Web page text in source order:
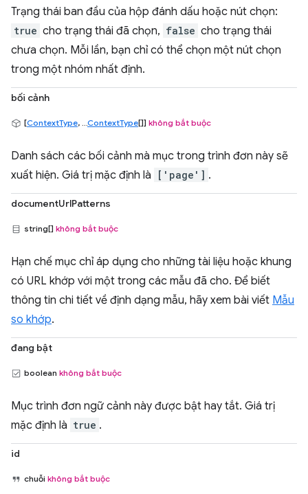
Trạng thái ban đầu của hộp đánh dấu hoặc nút chọn:
true cho trạng thái đã chọn, false cho trạng thái
chưa chọn. Mỗi lần, bạn chỉ có thể chọn một nút chọn
trong một nhóm nhất định.
bối cảnh
[ContextType, ...ContextType[]] không bắt buộc
Danh sách các bối cảnh mà mục trong trình đơn này sẽ
xuất hiện. Giá trị mặc định là
['page'] .
documentUrlPatterns
string[] không bắt buộc
Hạn chế mục chỉ áp dụng cho những tài liệu hoặc khung
có URL khớp với một trong các mẫu đã cho. Để biết
thông tin chi tiết về định dạng mẫu, hãy xem bài viết Mẫu
so khớp.
đang bật
boolean không bắt buộc
Mục trình đơn ngữ cảnh này được bật hay tắt. Giá trị
mặc định là true .
id
chuỗi không bắt buộc